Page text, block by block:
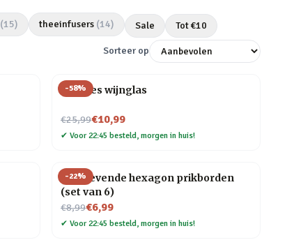
(15) theeinfusers (14) Sale Tot €10
Sorteer op
-58%
Wijnfles wijnglas
€25,99
Nu voor€10,99
✔ Voor 22:45 besteld, morgen in huis!
-22%
Zelfklevende hexagon prikborden
(set van 6)
€8,99
Nu voor€6,99
✔ Voor 22:45 besteld, morgen in huis!